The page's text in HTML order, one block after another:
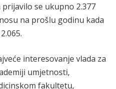
se ukupno 2.377
na prošlu godinu kada
interesovanje vlada za
umjetnosti,
fakultetu,